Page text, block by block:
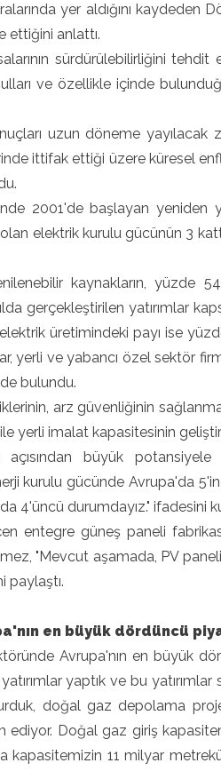
yer aldığını kaydeden
ettiğini anlattı.
sürdürülebilirliğini tehdit
ve özellikle içinde
uzun döneme
ittifak ettiği üzere küresel
2001'de başlayan yeniden
elektrik kurulu gücünün 3
kaynakların, yüzde
gerçekleştirilen yatırımlar
üretimindeki payı ise
yerli ve yabancı özel sektör
bulundu.
arz güvenliğinin
yerli imalat kapasitesinin
açısından büyük
kurulu gücünde Avrupa'da
4'üncü durumdayız." ifadesini
entegre güneş paneli
"Mevcut aşamada, PV
paylaştı.
en büyük dördüncü
Avrupa'nın en büyük
yaptık ve bu
doğal gaz depolama
ediyor. Doğal gaz giriş
11 milyar